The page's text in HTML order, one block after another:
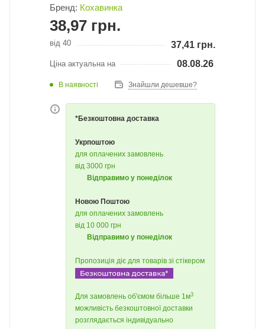
Бренд: Кохавинка
38,97 грн.
від 40 37,41 грн.
Ціна актуальна на 08.08.26
В наявності Знайшли дешевше?
*Безкоштовна доставка
Укрпоштою
для оплачених замовлень
від 3000 грн
Відправимо у понеділок
Новою Поштою
для оплачених замовлень
від 10 000 грн
Відправимо у понеділок
Пропозиція діє для товарів зі стікером
Для замовлень об'ємом більше 1м3
можливість безкоштовної доставки
розглядається індивідуально